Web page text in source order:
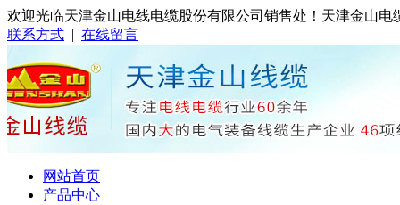
欢迎光临天津金山电线电缆股份有限公司销售处！天津金山电
联系方式 | 在线留言
网站首页
产品中心